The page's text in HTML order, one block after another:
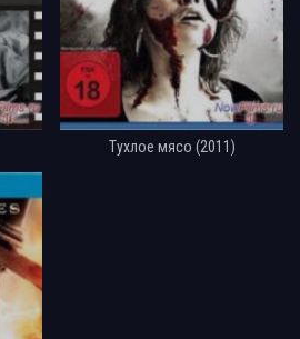
Тухлое мясо (2011)